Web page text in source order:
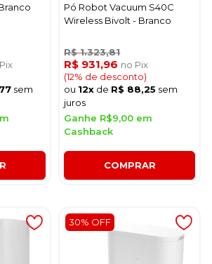
sem
Pó Robot Vacuum S40C
Wireless Bivolt - Branco
R$ 1.323,81
R$ 931,96 no Pix
(12% de desconto)
ou 12x de R$ 88,25 sem
juros
Ganhe R$9,00 em
Cashback
COMPRAR
30% OFF